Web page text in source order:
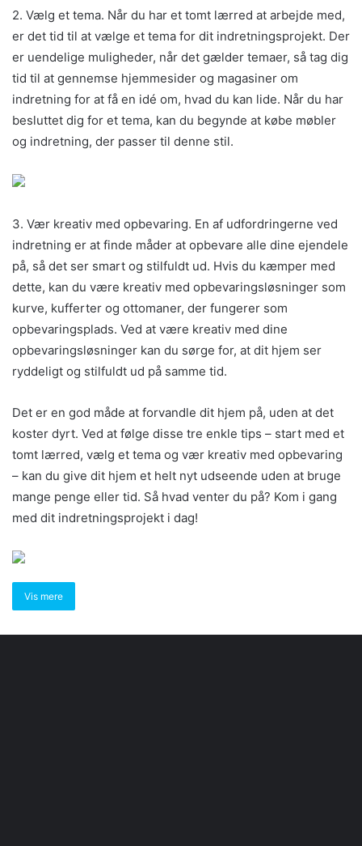
2. Vælg et tema. Når du har et tomt lærred at arbejde med,
er det tid til at vælge et tema for dit indretningsprojekt. Der
er uendelige muligheder, når det gælder temaer, så tag dig
tid til at gennemse hjemmesider og magasiner om
indretning for at få en idé om, hvad du kan lide. Når du har
besluttet dig for et tema, kan du begynde at købe møbler
og indretning, der passer til denne stil.
3. Vær kreativ med opbevaring. En af udfordringerne ved
indretning er at finde måder at opbevare alle dine ejendele
på, så det ser smart og stilfuldt ud. Hvis du kæmper med
dette, kan du være kreativ med opbevaringsløsninger som
kurve, kufferter og ottomaner, der fungerer som
opbevaringsplads. Ved at være kreativ med dine
opbevaringsløsninger kan du sørge for, at dit hjem ser
ryddeligt og stilfuldt ud på samme tid.
Det er en god måde at forvandle dit hjem på, uden at det
koster dyrt. Ved at følge disse tre enkle tips – start med et
tomt lærred, vælg et tema og vær kreativ med opbevaring
– kan du give dit hjem et helt nyt udseende uden at bruge
mange penge eller tid. Så hvad venter du på? Kom i gang
med dit indretningsprojekt i dag!
Vis mere